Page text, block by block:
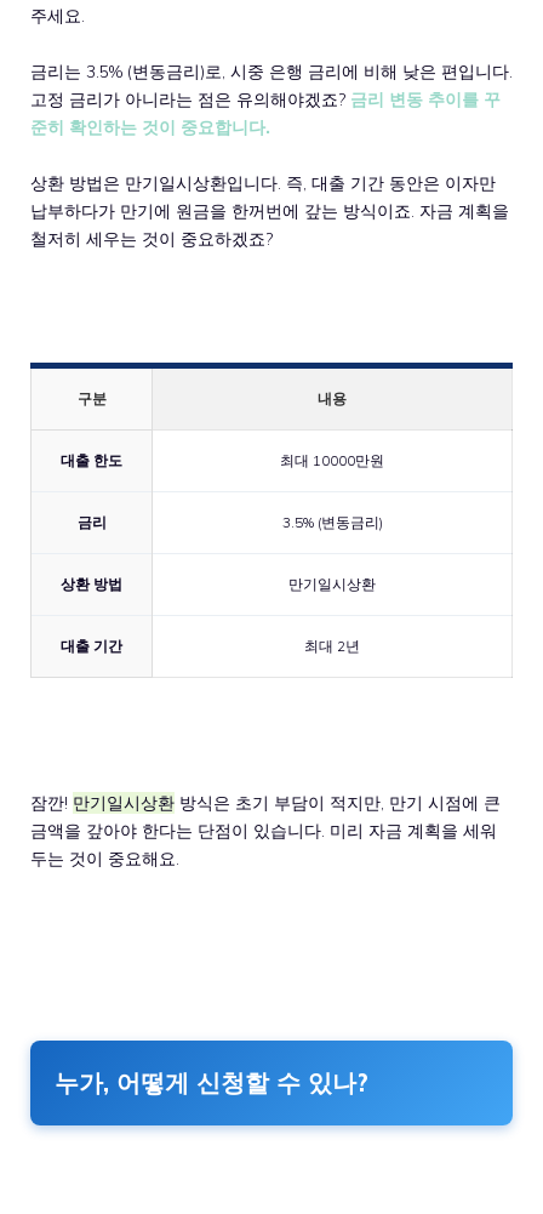
주세요.
금리는 3.5% (변동금리)로, 시중 은행 금리에 비해 낮은 편입니다.
고정 금리가 아니라는 점은 유의해야겠죠? 금리 변동 추이를 꾸
준히 확인하는 것이 중요합니다.
상환 방법은 만기일시상환입니다. 즉, 대출 기간 동안은 이자만
납부하다가 만기에 원금을 한꺼번에 갚는 방식이죠. 자금 계획을
철저히 세우는 것이 중요하겠죠?
구분 내용
대출 한도 최대 10000만원
금리 3.5% (변동금리)
상환 방법 만기일시상환
대출 기간 최대 2년
잠깐! 만기일시상환 방식은 초기 부담이 적지만, 만기 시점에 큰
금액을 갚아야 한다는 단점이 있습니다. 미리 자금 계획을 세워
두는 것이 중요해요.
누가, 어떻게 신청할 수 있나?